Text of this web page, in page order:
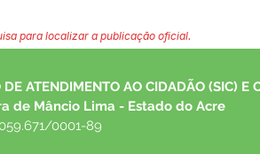
para localizar a publicação oficial.
DE ATENDIMENTO AO CIDADÃO (SIC) E
de Mâncio Lima - Estado do Acre
0001-89